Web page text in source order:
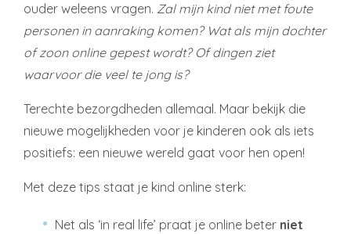
ouder weleens vragen. Zal mijn kind niet met foute
personen in aanraking komen? Wat als mijn dochter
of zoon online gepest wordt? Of dingen ziet
waarvoor die veel te jong is?
Terechte bezorgdheden allemaal. Maar bekijk die
nieuwe mogelijkheden voor je kinderen ook als iets
positiefs: een nieuwe wereld gaat voor hen open!
Met deze tips staat je kind online sterk:
Net als ‘in real life’ praat je online beter niet